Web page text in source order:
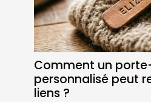
Comment un
personnalisé peut
liens ?